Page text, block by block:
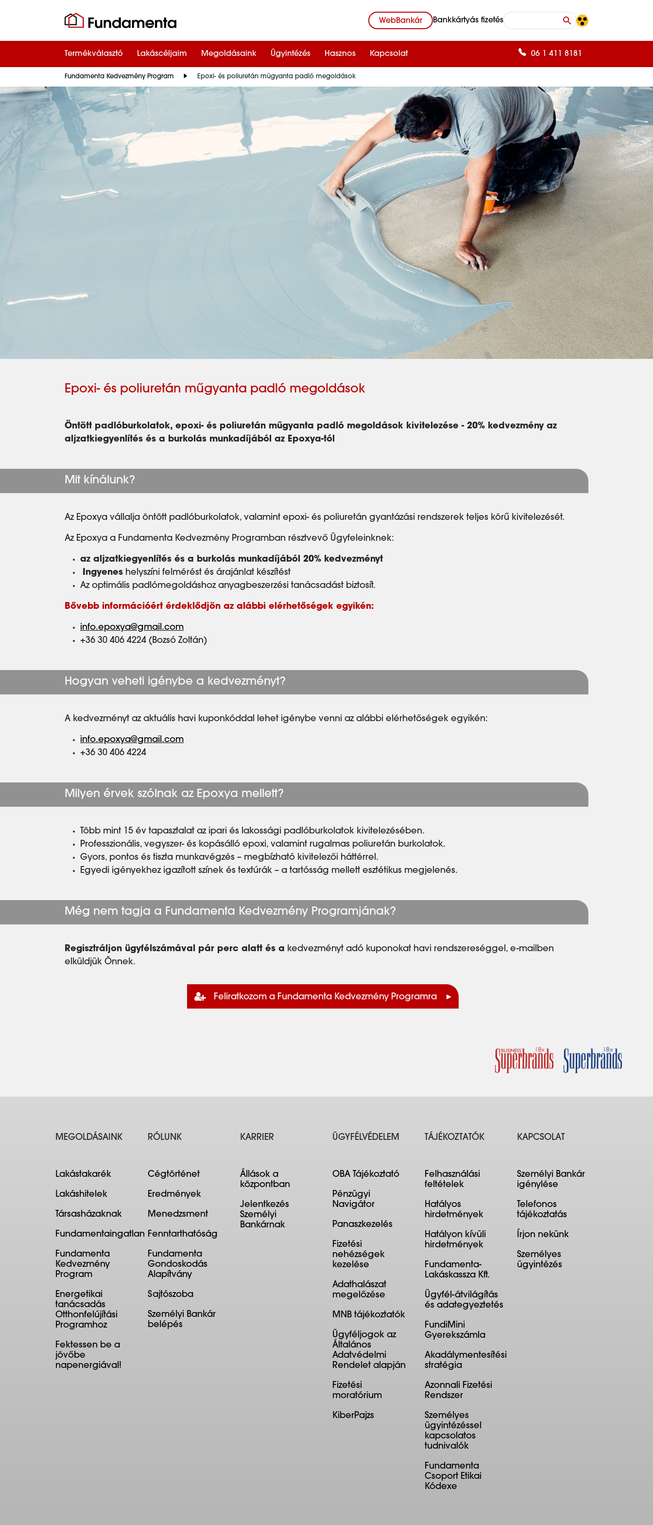
WebBankár Bankkártyás fizetés
Termékválasztó Lakáscéljaim Megoldásaink Ügyintézés Hasznos Kapcsolat 06 1 411 8181
Fundamenta Kedvezmény Program Epoxi- és poliuretán műgyanta padló megoldások
Epoxi- és poliuretán műgyanta padló megoldások
Öntött padlóburkolatok, epoxi- és poliuretán műgyanta padló megoldások kivitelezése - 20% kedvezmény az
aljzatkiegyenlítés és a burkolás munkadíjából az Epoxya-tól
Mit kínálunk?
Az Epoxya vállalja öntött padlóburkolatok, valamint epoxi- és poliuretán gyantázási rendszerek teljes körű kivitelezését.
Az Epoxya a Fundamenta Kedvezmény Programban résztvevő Ügyfeleinknek:
az aljzatkiegyenlítés és a burkolás munkadíjából 20% kedvezményt
Ingyeneshelyszíni felmérést és árajánlat készítést
Az optimális padlómegoldáshoz anyagbeszerzési tanácsadást biztosít.
Bővebb információért érdeklődjön az alábbi elérhetőségek egyikén:
info.epoxya@gmail.com
+36 30 406 4224 (Bozsó Zoltán)
Hogyan veheti igénybe a kedvezményt?
A kedvezményt az aktuális havi kuponkóddal lehet igénybe venni az alábbi elérhetőségek egyikén:
info.epoxya@gmail.com
+36 30 406 4224
Milyen érvek szólnak az Epoxya mellett?
Több mint 15 év tapasztalat az ipari és lakossági padlóburkolatok kivitelezésében.
Professzionális, vegyszer- és kopásálló epoxi, valamint rugalmas poliuretán burkolatok.
Gyors, pontos és tiszta munkavégzés – megbízható kivitelezői háttérrel.
Egyedi igényekhez igazított színek és textúrák – a tartósság mellett esztétikus megjelenés.
Még nem tagja a Fundamenta Kedvezmény Programjának?
Regisztráljon ügyfélszámával pár perc alatt és a kedvezményt adó kuponokat havi rendszereséggel, e-mailben
elküldjük Önnek.
Feliratkozom a Fundamenta Kedvezmény Programra
MEGOLDÁSAINK
Lakástakarék
Lakáshitelek
Társasházaknak
Fundamentaingatlan
Fundamenta
Kedvezmény
Program
Energetikai
tanácsadás
Otthonfelújítási
Programhoz
Fektessen be a
jövőbe
napenergiával!
RÓLUNK
Cégtörténet
Eredmények
Menedzsment
Fenntarthatóság
Fundamenta
Gondoskodás
Alapítvány
Sajtószoba
Személyi Bankár
belépés
KARRIER
Állások a
központban
Jelentkezés
Személyi
Bankárnak
ÜGYFÉLVÉDELEM
OBA Tájékoztató
Pénzügyi
Navigátor
Panaszkezelés
Fizetési
nehézségek
kezelése
Adathalászat
megelőzése
MNB tájékoztatók
Ügyféljogok az
Általános
Adatvédelmi
Rendelet alapján
Fizetési
moratórium
KiberPajzs
TÁJÉKOZTATÓK
Felhasználási
feltételek
Hatályos
hirdetmények
Hatályon kívüli
hirdetmények
Fundamenta-
Lakáskassza Kft.
Ügyfél-átvilágítás
és adategyeztetés
FundiMini
Gyerekszámla
Akadálymentesítési
stratégia
Azonnali Fizetési
Rendszer
Személyes
ügyintézéssel
kapcsolatos
tudnivalók
Fundamenta
Csoport Etikai
Kódexe
KAPCSOLAT
Személyi Bankár
igénylése
Telefonos
tájékoztatás
Írjon nekünk
Személyes
ügyintézés